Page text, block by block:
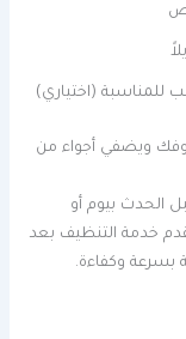
للمناسبة (اختياري)
ويضفي أجواء من
الحدث بيوم أو
خدمة التنظيف بعد
بسرعة وكفاءة.